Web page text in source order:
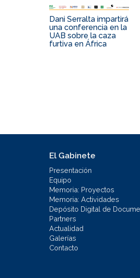
Dani Serralta impartirá
una conferencia en la
UAB sobre la caza
furtiva en África
El Gabinete
Presentación
Equipo
Memoria: Proyectos
Memoria: Actividades
Depósito Digital de
Partners
Actualidad
Galerías
Contacto